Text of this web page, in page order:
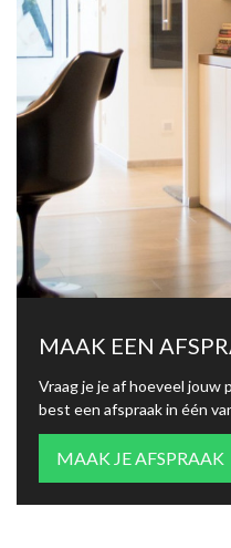
MAAK EEN
Vraag je je af hoeveel jouw
best een afspraak in één
MAAK JE AFSPRAAK